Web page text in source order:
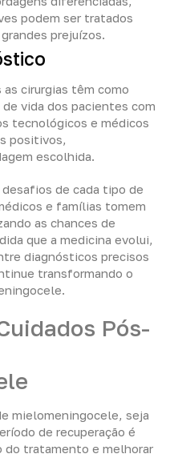
podem ser tratados
prejuízos.
cirurgias têm como
vida dos pacientes com
tecnológicos e médicos
positivos,
escolhida.
de cada tipo de
e famílias tomem
as chances de
que a medicina evolui,
diagnósticos precisos
transformando o
Pós-
mielomeningocele, seja
de recuperação é
do tratamento e melhorar